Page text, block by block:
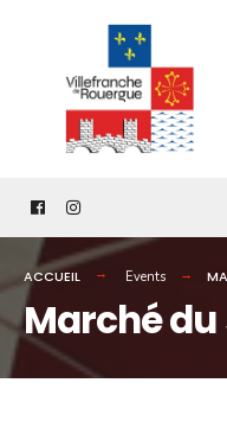
content
ACCUEIL Events
Marché